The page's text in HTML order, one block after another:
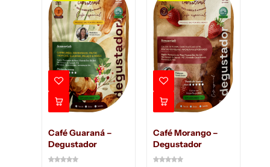
Café Guaraná –
Degustador
Café Morango –
Degustador